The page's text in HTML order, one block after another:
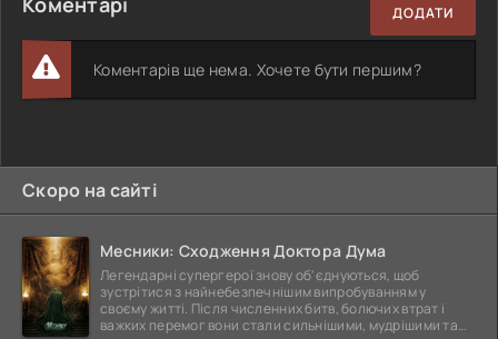
ДОДАТИ
Коментарів ще нема. Хочете бути першим?
Скоро на сайті
Месники: Сходження Доктора Дума
Легендарні супергерої знову об'єднуються, щоб
зустрітися з найнебезпечнішим випробуванням у
своєму житті. Після численних битв, болючих втрат і
важких перемог вони стали сильнішими, мудрішими та